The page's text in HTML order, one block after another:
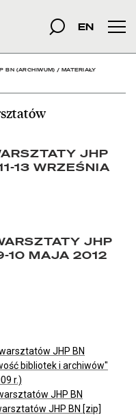
szukana fraza
Szukaj
EN
BN (ARCHIWUM) /MATERIAŁY
JHP
13 WRZEŚNIA
JHP
10 MAJA 2012
JHP BN
bibliotek i archiwów"
r.)
JHP BN
JHP BN [zip]